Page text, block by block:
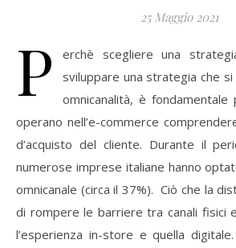
25 Maggio 2021
P
erchè scegliere una
sviluppare una strategia che
omnicanalità, è
operano nell’e-commerce
d’acquisto del cliente. Durante il
numerose imprese italiane hanno
omnicanale (circa il 37%). Ciò che la
di rompere le barriere tra canali fisici
l’esperienza in-store e quella